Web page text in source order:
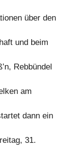
über den
und beim
Rebbündel
am
dann ein
31.